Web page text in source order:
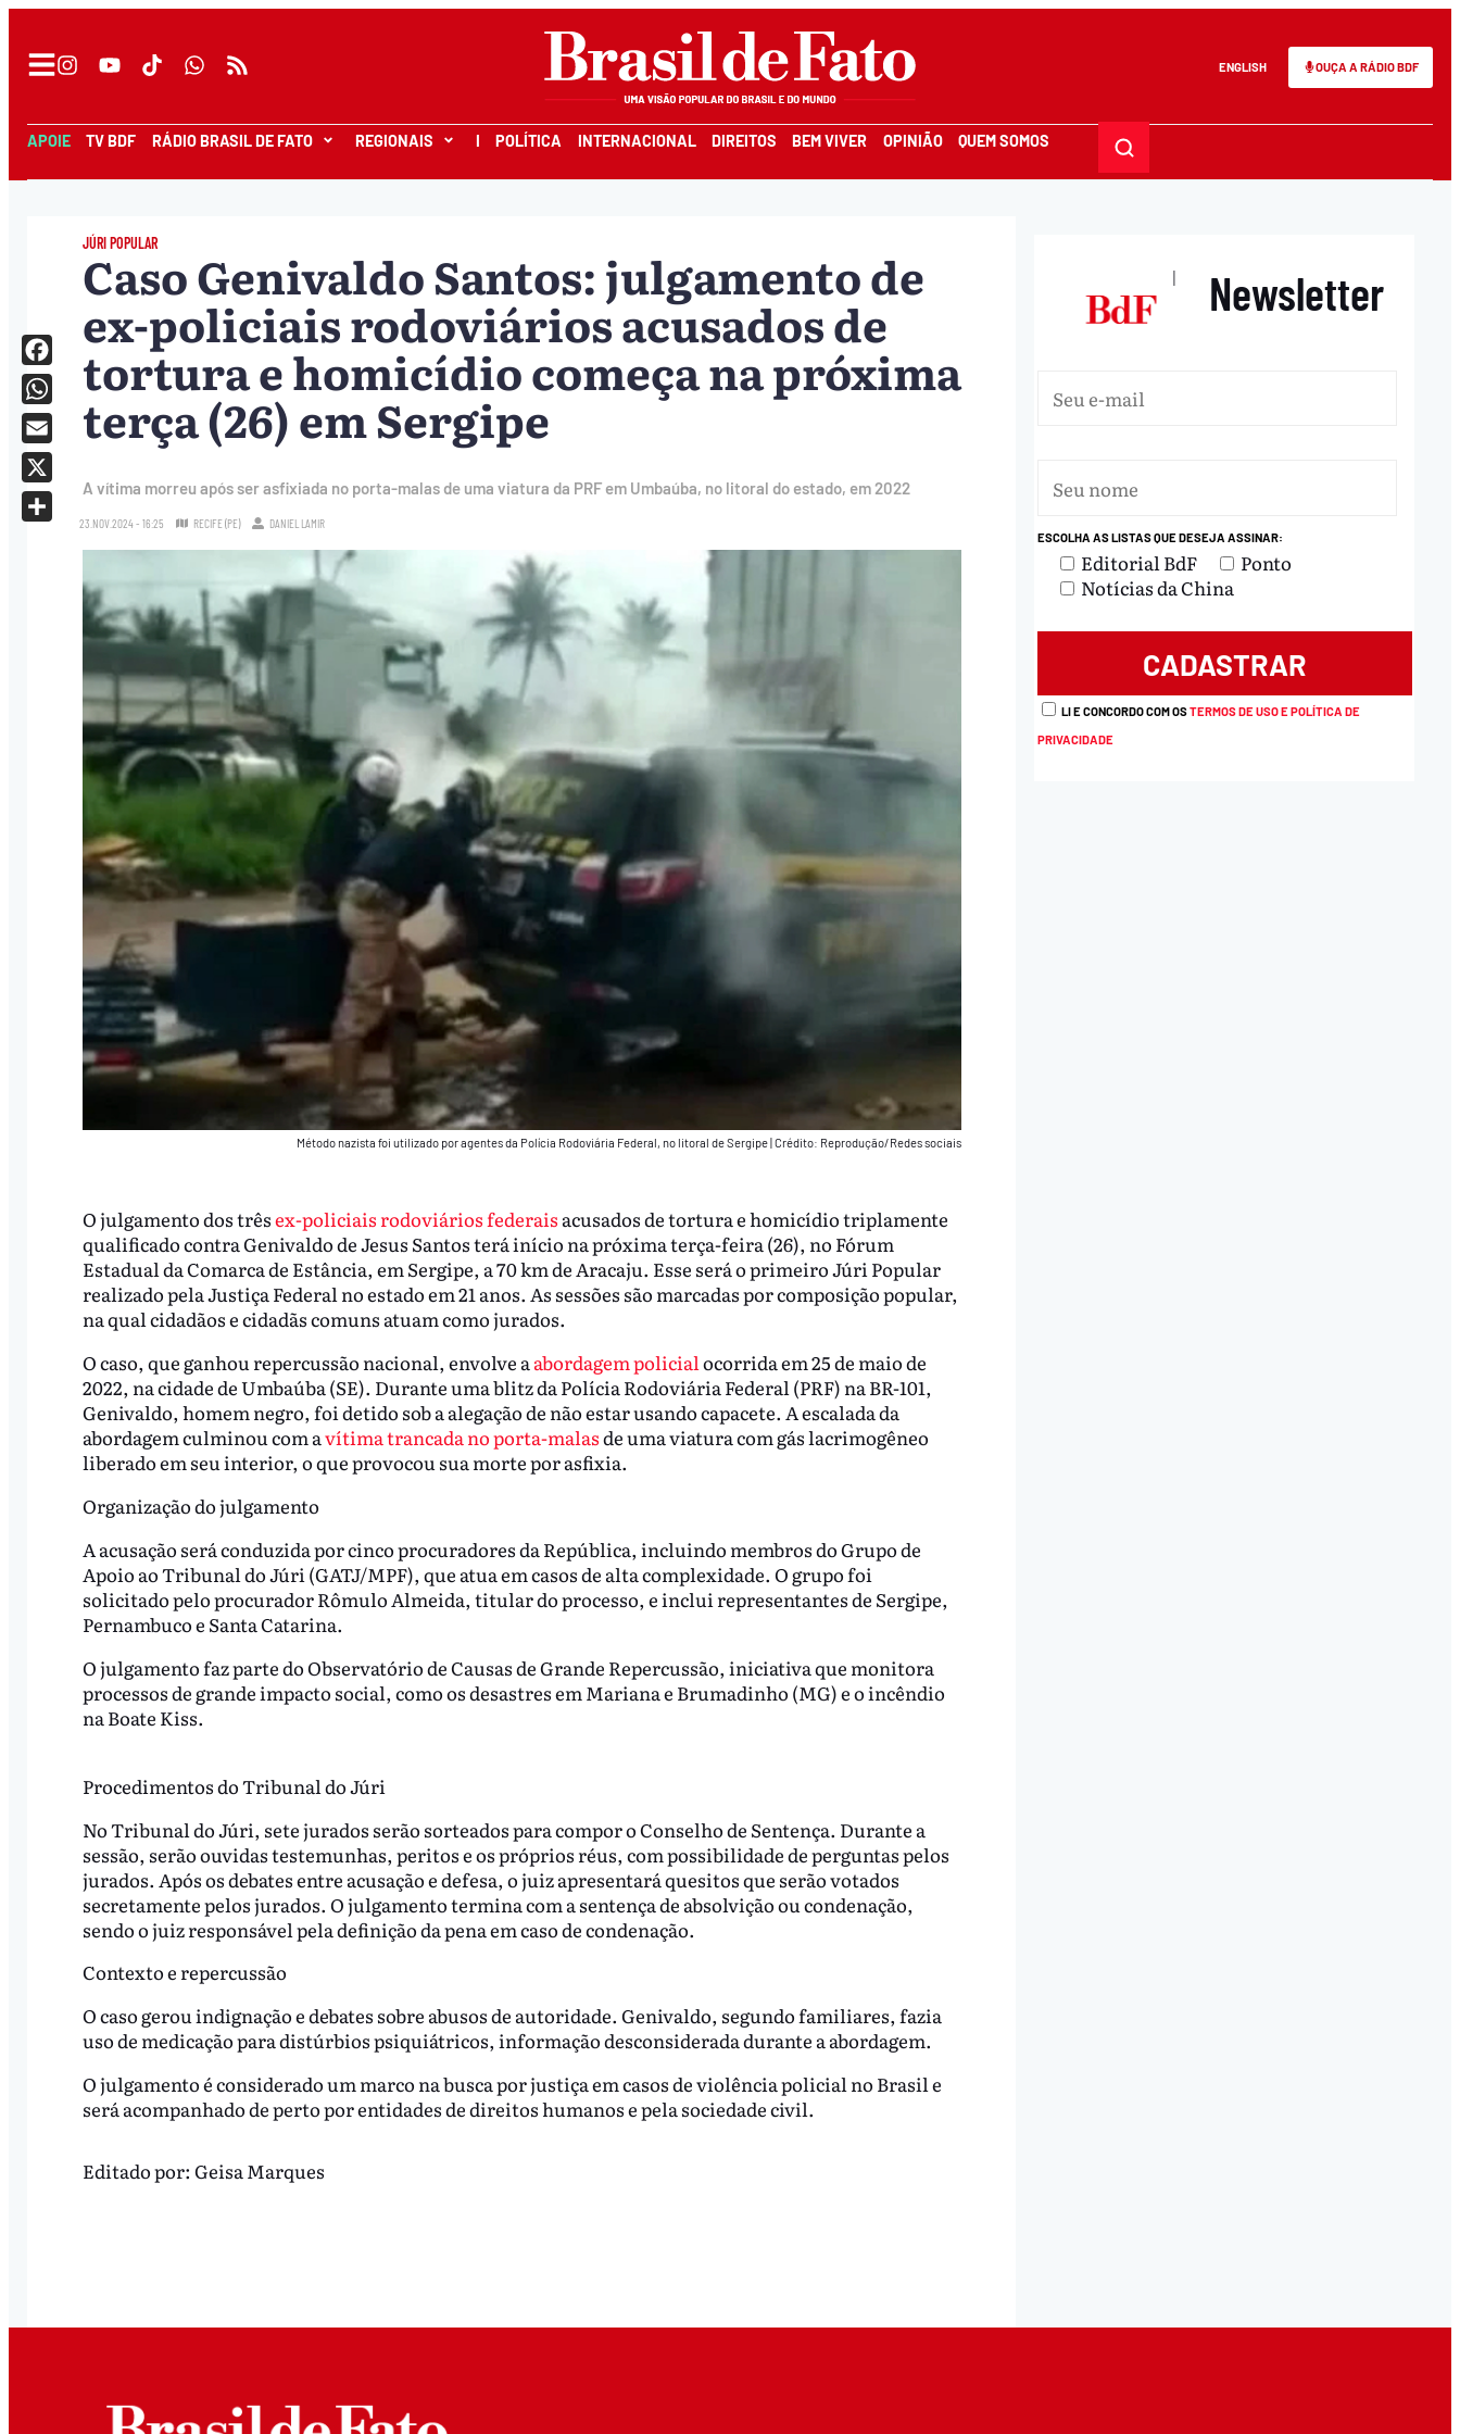
ENGLISH OUÇA A RÁDIO BDF
APOIE TV BDF RÁDIO BRASIL DE FATO REGIONAIS I POLÍTICA INTERNACIONAL DIREITOS BEM VIVER OPINIÃO QUEM SOMOS
JÚRI POPULAR
Caso Genivaldo Santos: julgamento de
ex-policiais rodoviários acusados de
tortura e homicídio começa na próxima
terça (26) em Sergipe
A vítima morreu após ser asfixiada no porta-malas de uma viatura da PRF em Umbaúba, no litoral do estado, em 2022
23.NOV.2024 - 16:25 RECIFE (PE) DANIEL LAMIR
Método nazista foi utilizado por agentes da Polícia Rodoviária Federal, no litoral de Sergipe|Crédito: Reprodução/Redes sociais
O julgamento dos trêsex-policiais rodoviários federais acusados de tortura e homicídio triplamente
qualificado contra Genivaldo de Jesus Santos terá início na próxima terça-feira (26), no Fórum
Estadual da Comarca de Estância, em Sergipe, a 70 km de Aracaju. Esse será o primeiro Júri Popular
realizado pela Justiça Federal no estado em 21 anos. As sessões são marcadas por composição popular,
na qual cidadãos e cidadãs comuns atuam como jurados.
O caso, que ganhou repercussão nacional, envolve aabordagem policialocorrida em 25 de maio de
2022, na cidade de Umbaúba (SE). Durante uma blitz da Polícia Rodoviária Federal (PRF) na BR-101,
Genivaldo, homem negro, foi detido sob a alegação de não estar usando capacete. A escalada da
abordagem culminou com avítima trancada no porta-malasde uma viatura com gás lacrimogêneo
liberado em seu interior, o que provocou sua morte por asfixia.
Organização do julgamento
A acusação será conduzida por cinco procuradores da República, incluindo membros do Grupo de
Apoio ao Tribunal do Júri (GATJ/MPF), que atua em casos de alta complexidade. O grupo foi
solicitado pelo procurador Rômulo Almeida, titular do processo, e inclui representantes de Sergipe,
Pernambuco e Santa Catarina.
O julgamento faz parte do Observatório de Causas de Grande Repercussão, iniciativa que monitora
processos de grande impacto social, como os desastres em Mariana e Brumadinho (MG) e o incêndio
na Boate Kiss.
Procedimentos do Tribunal do Júri
No Tribunal do Júri, sete jurados serão sorteados para compor o Conselho de Sentença. Durante a
sessão, serão ouvidas testemunhas, peritos e os próprios réus, com possibilidade de perguntas pelos
jurados. Após os debates entre acusação e defesa, o juiz apresentará quesitos que serão votados
secretamente pelos jurados. O julgamento termina com a sentença de absolvição ou condenação,
sendo o juiz responsável pela definição da pena em caso de condenação.
Contexto e repercussão
O caso gerou indignação e debates sobre abusos de autoridade. Genivaldo, segundo familiares, fazia
uso de medicação para distúrbios psiquiátricos, informação desconsiderada durante a abordagem.
O julgamento é considerado um marco na busca por justiça em casos de violência policial no Brasil e
será acompanhado de perto por entidades de direitos humanos e pela sociedade civil.
Facebook
WhatsApp
Email
X
Editado por: Geisa Marques
| Newsletter
ESCOLHA AS LISTAS QUE DESEJA ASSINAR:
Editorial BdF
Ponto
Notícias da China
LI E CONCORDO COM OSTERMOS DE USO E POLÍTICA DE
PRIVACIDADE